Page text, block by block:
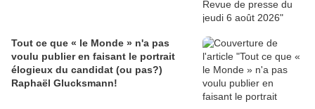
Tout ce que « le Monde » n'a pas
voulu publier en faisant le portrait
élogieux du candidat (ou pas?)
Raphaël Glucksmann!